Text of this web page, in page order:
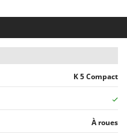
K 5 Compact
À roues